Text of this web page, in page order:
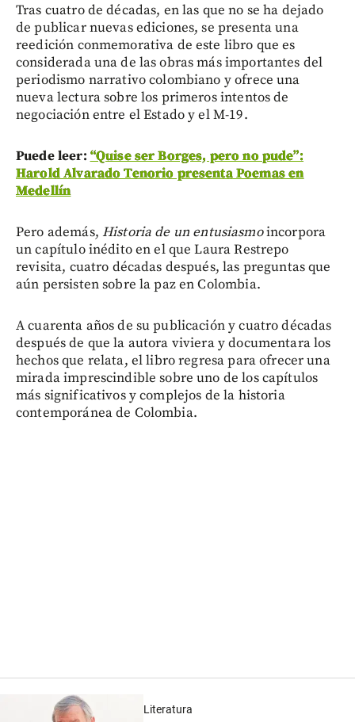
Tras cuatro de décadas, en las que no se ha dejado
de publicar nuevas ediciones, se presenta una
reedición conmemorativa de este libro que es
considerada una de las obras más importantes del
periodismo narrativo colombiano y ofrece una
nueva lectura sobre los primeros intentos de
negociación entre el Estado y el M-19.
Puede leer: “Quise ser Borges, pero no pude”:
Harold Alvarado Tenorio presenta Poemas en
Medellín
Pero además, Historia de un entusiasmoincorpora
un capítulo inédito en el que Laura Restrepo
revisita, cuatro décadas después, las preguntas que
aún persisten sobre la paz en Colombia.
A cuarenta años de su publicación y cuatro décadas
después de que la autora viviera y documentara los
hechos que relata, el libro regresa para ofrecer una
mirada imprescindible sobre uno de los capítulos
más significativos y complejos de la historia
contemporánea de Colombia.
Literatura